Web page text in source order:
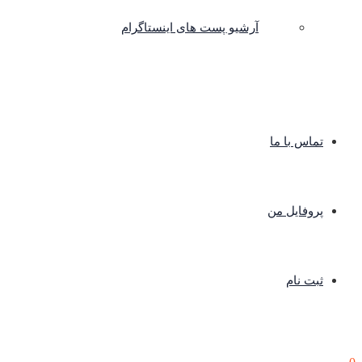
آرشیو پست های اینستاگرام
تماس با ما
پروفایل من
ثبت نام